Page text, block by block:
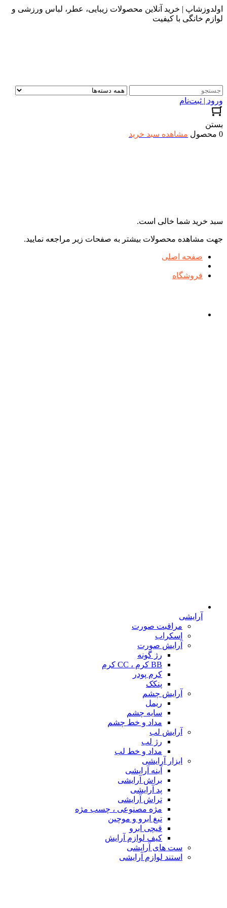
اولدوزشاپ | خرید آنلاین محصولات زیبایی، عطر، لباس ورزشی و
لوازم خانگی با کیفیت
ورود | ثبت‌نام
بستن
0 محصول
مشاهده سبد خرید
سبد خرید شما خالی است.
جهت مشاهده محصولات بیشتر به صفحات زیر مراجعه نمایید.
صفحه اصلی
فروشگاه
آرایشی
مراقبت صورت
اسکراب
آرایش صورت
رژ گونه
BB کرم ، CC کرم
کرم پودر
پنکک
آرایش چشم
ریمل
سایه چشم
مداد و خط چشم
آرایش لب
رژ لب
مداد و خط لب
ابزار آرایشی
آینه آرایشی
براش آرایشی
پد آرایشی
تراش آرایشی
مژه مصنوعی ، چسب مژه
تیغ ابرو و موچین
قیچی ابرو
کیف لوازم آرایش
ست های آرایشی
استند لوازم آرایشی